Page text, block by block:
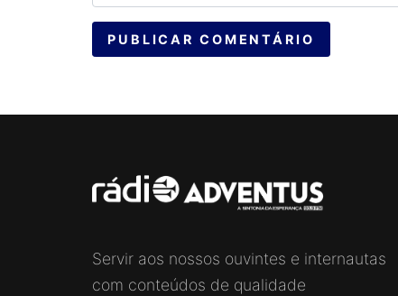
PUBLICAR COMENTÁRIO
Servir aos nossos ouvintes e internautas
com conteúdos de qualidade